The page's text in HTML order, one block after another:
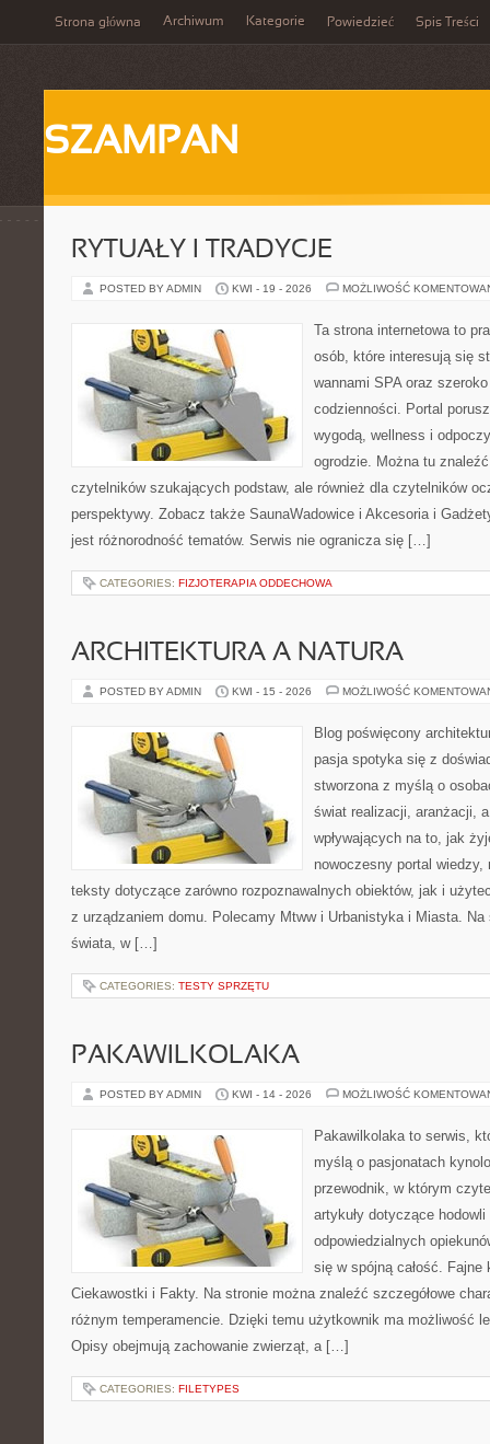
Strona główna Archiwum Kategorie Powiedzieć Spis Treści
SZAMPAN
RYTUAŁY I TRADYCJE
POSTED BY ADMIN KWI - 19 - 2026 MOŻLIWOŚĆ
Ta strona internetowa to
osób, które interesują się
wannami SPA oraz
codzienności. Portal
wygodą, wellness i
ogrodzie. Można tu
czytelników szukających podstaw, ale również dla czytelników
perspektywy. Zobacz także SaunaWadowice i Akcesoria i
jest różnorodność tematów. Serwis nie ogranicza się […]
CATEGORIES: FIZJOTERAPIA ODDECHOWA
ARCHITEKTURA A NATURA
POSTED BY ADMIN KWI - 15 - 2026 MOŻLIWOŚĆ
Blog poświęcony
pasja spotyka się z
stworzona z myślą o
świat realizacji, aranżacji,
wpływających na to, jak
nowoczesny portal
teksty dotyczące zarówno rozpoznawalnych obiektów, jak i
z urządzaniem domu. Polecamy Mtww i Urbanistyka i Miasta.
świata, w […]
CATEGORIES: TESTY SPRZĘTU
PAKAWILKOLAKA
POSTED BY ADMIN KWI - 14 - 2026 MOŻLIWOŚĆ
Pakawilkolaka to serwis,
myślą o pasjonatach
przewodnik, w którym
artykuły dotyczące
odpowiedzialnych
się w spójną całość.
Ciekawostki i Fakty. Na stronie można znaleźć szczegółowe
różnym temperamencie. Dzięki temu użytkownik ma możliwość
Opisy obejmują zachowanie zwierząt, a […]
CATEGORIES: FILETYPES